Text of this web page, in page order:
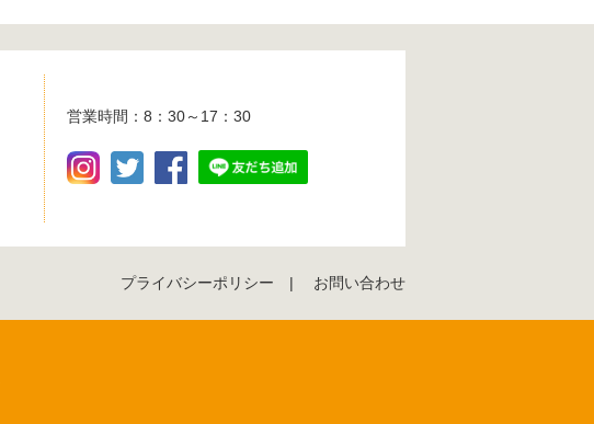
営業時間：8：30～17：30
プライバシーポリシー お問い合わせ